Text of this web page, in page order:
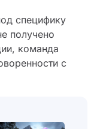
специфику
получено
команда
с